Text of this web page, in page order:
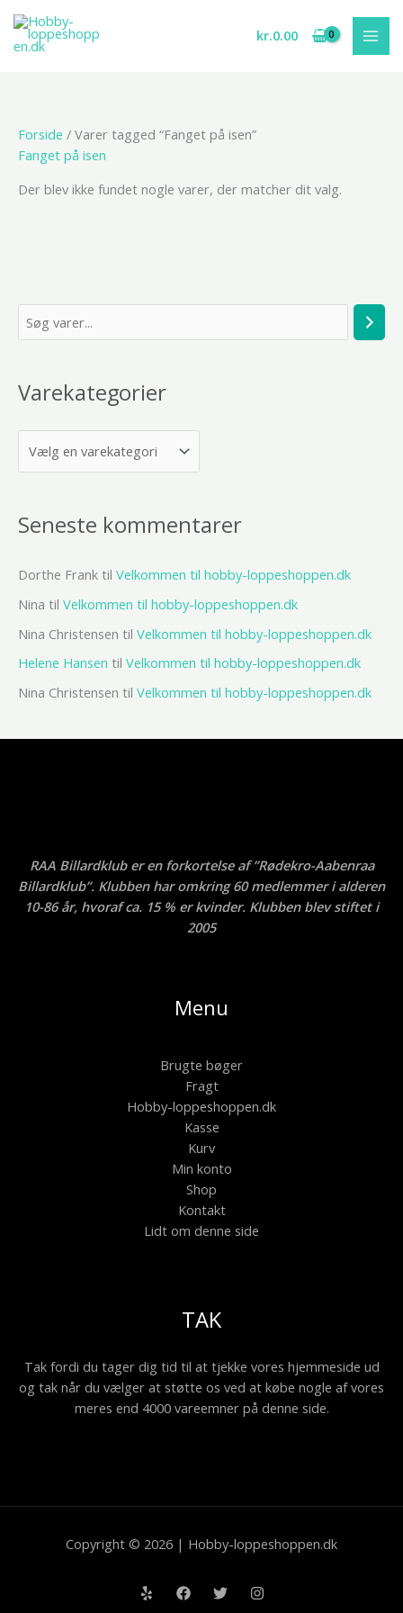
indholdet
kr.0.00
ø
Varekategorier
Seneste kommentarer
Dorthe Frank til Velkommen til hobby-loppeshoppen.dk
Nina til Velkommen til hobby-loppeshoppen.dk
Nina Christensen til Velkommen til hobby-loppeshoppen.dk
Helene Hansen til Velkommen til hobby-loppeshoppen.dk
Nina Christensen til Velkommen til hobby-loppeshoppen.dk
Forside / Varer tagged “Fanget på isen”
Fanget på isen
Der blev ikke fundet nogle varer, der matcher dit valg.
RAA Billardklub er en forkortelse af ”Rødekro-Aabenraa
Billardklub”. Klubben har omkring 60 medlemmer i alderen
10-86 år, hvoraf ca. 15 % er kvinder. Klubben blev stiftet i
2005
Menu
Brugte bøger
Fragt
Hobby-loppeshoppen.dk
Kasse
Kurv
Min konto
Shop
Kontakt
Lidt om denne side
TAK
Tak fordi du tager dig tid til at tjekke vores hjemmeside ud
og tak når du vælger at støtte os ved at købe nogle af vores
meres end 4000 vareemner på denne side.
Copyright © 2026 | Hobby-loppeshoppen.dk